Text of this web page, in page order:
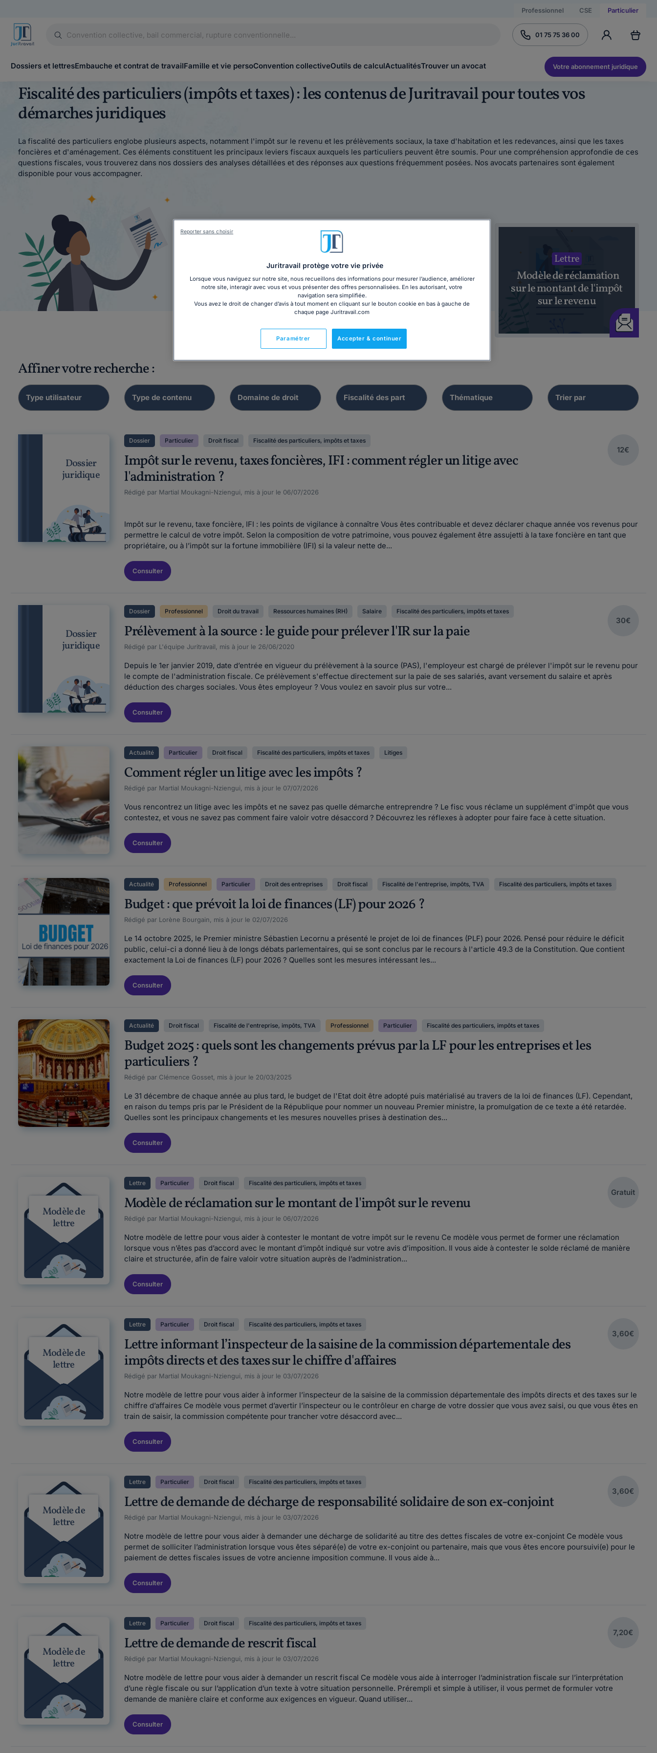
Professionnel CSE Particulier
01 75 75 36 00
Dossiers et lettresEmbauche et contrat de travailFamille et vie persoConvention collectiveOutils de calculActualitésTrouver un avocat Votre abonnement juridique
Fiscalité des particuliers (impôts et taxes) : les contenus de Juritravail pour toutes vos
démarches juridiques
La fiscalité des particuliers englobe plusieurs aspects, notamment l'impôt sur le revenu et les prélèvements sociaux, la taxe d'habitation et les redevances, ainsi que les taxes
foncières et d'aménagement. Ces éléments constituent les principaux leviers fiscaux auxquels les particuliers peuvent être soumis. Pour une compréhension approfondie de ces
questions fiscales, vous trouverez dans nos dossiers des analyses détaillées et des réponses aux questions fréquemment posées. Nos avocats partenaires sont également
disponible pour vous accompagner.
Prélèvement à la source
Lettre de demande de
Lettre
Modèle de réclamation
sur le montant de l'impôt
sur le revenu
Affiner votre recherche :
Dossier
juridique
Dossier Particulier Droit fiscal Fiscalité des particuliers, impôts et taxes
Impôt sur le revenu, taxes foncières, IFI : comment régler un litige avec
l'administration ?
Rédigé par Martial Moukagni-Nziengui, mis à jour le 06/07/2026
12€
Impôt sur le revenu, taxe foncière, IFI : les points de vigilance à connaître Vous êtes contribuable et devez déclarer chaque année vos revenus pour
permettre le calcul de votre impôt. Selon la composition de votre patrimoine, vous pouvez également être assujetti à la taxe foncière en tant que
propriétaire, ou à l’impôt sur la fortune immobilière (IFI) si la valeur nette de...
Consulter
Dossier
juridique
Dossier Professionnel Droit du travail Ressources humaines (RH) Salaire Fiscalité des particuliers, impôts et taxes
Prélèvement à la source : le guide pour prélever l'IR sur la paie
Rédigé par L'équipe Juritravail, mis à jour le 26/06/2020
30€
Depuis le 1er janvier 2019, date d’entrée en vigueur du prélèvement à la source (PAS), l'employeur est chargé de prélever l'impôt sur le revenu pour
le compte de l'administration fiscale. Ce prélèvement s'effectue directement sur la paie de ses salariés, avant versement du salaire et après
déduction des charges sociales. Vous êtes employeur ? Vous voulez en savoir plus sur votre...
Consulter
Actualité Particulier Droit fiscal Fiscalité des particuliers, impôts et taxes Litiges
Comment régler un litige avec les impôts ?
Rédigé par Martial Moukagni-Nziengui, mis à jour le 07/07/2026
Vous rencontrez un litige avec les impôts et ne savez pas quelle démarche entreprendre ? Le fisc vous réclame un supplément d'impôt que vous
contestez, et vous ne savez pas comment faire valoir votre désaccord ? Découvrez les réflexes à adopter pour faire face à cette situation.
Consulter
Actualité Professionnel Particulier Droit des entreprises Droit fiscal Fiscalité de l'entreprise, impôts, TVA Fiscalité des particuliers, impôts et taxes
Budget : que prévoit la loi de finances (LF) pour 2026 ?
Rédigé par Lorène Bourgain, mis à jour le 02/07/2026
Le 14 octobre 2025, le Premier ministre Sébastien Lecornu a présenté le projet de loi de finances (PLF) pour 2026. Pensé pour réduire le déficit
public, celui-ci a donné lieu à de longs débats parlementaires, qui se sont conclus par le recours à l'article 49.3 de la Constitution. Que contient
exactement la Loi de finances (LF) pour 2026 ? Quelles sont les mesures intéressant les...
Consulter
Actualité Droit fiscal Fiscalité de l'entreprise, impôts, TVA Professionnel Particulier Fiscalité des particuliers, impôts et taxes
Budget 2025 : quels sont les changements prévus par la LF pour les entreprises et les
particuliers ?
Rédigé par Clémence Gosset, mis à jour le 20/03/2025
Le 31 décembre de chaque année au plus tard, le budget de l'Etat doit être adopté puis matérialisé au travers de la loi de finances (LF). Cependant,
en raison du temps pris par le Président de la République pour nommer un nouveau Premier ministre, la promulgation de ce texte a été retardée.
Quelles sont les principaux changements et les mesures nouvelles prises à destination des...
Consulter
Modèle de
lettre
Lettre Particulier Droit fiscal Fiscalité des particuliers, impôts et taxes
Modèle de réclamation sur le montant de l'impôt sur le revenu
Rédigé par Martial Moukagni-Nziengui, mis à jour le 06/07/2026
Gratuit
Notre modèle de lettre pour vous aider à contester le montant de votre impôt sur le revenu Ce modèle vous permet de former une réclamation
lorsque vous n’êtes pas d’accord avec le montant d’impôt indiqué sur votre avis d’imposition. Il vous aide à contester le solde réclamé de manière
claire et structurée, afin de faire valoir votre situation auprès de l’administration...
Consulter
Modèle de
lettre
Lettre Particulier Droit fiscal Fiscalité des particuliers, impôts et taxes
Lettre informant l’inspecteur de la saisine de la commission départementale des
impôts directs et des taxes sur le chiffre d'affaires
Rédigé par Martial Moukagni-Nziengui, mis à jour le 03/07/2026
3,60€
Notre modèle de lettre pour vous aider à informer l’inspecteur de la saisine de la commission départementale des impôts directs et des taxes sur le
chiffre d’affaires Ce modèle vous permet d’avertir l’inspecteur ou le contrôleur en charge de votre dossier que vous avez saisi, ou que vous êtes en
train de saisir, la commission compétente pour trancher votre désaccord avec...
Consulter
Modèle de
lettre
Lettre Particulier Droit fiscal Fiscalité des particuliers, impôts et taxes
Lettre de demande de décharge de responsabilité solidaire de son ex-conjoint
Rédigé par Martial Moukagni-Nziengui, mis à jour le 03/07/2026
3,60€
Notre modèle de lettre pour vous aider à demander une décharge de solidarité au titre des dettes fiscales de votre ex-conjoint Ce modèle vous
permet de solliciter l’administration lorsque vous êtes séparé(e) de votre ex-conjoint ou partenaire, mais que vous êtes encore poursuivi(e) pour le
paiement de dettes fiscales issues de votre ancienne imposition commune. Il vous aide à...
Consulter
Modèle de
lettre
Lettre Particulier Droit fiscal Fiscalité des particuliers, impôts et taxes
Lettre de demande de rescrit fiscal
Rédigé par Martial Moukagni-Nziengui, mis à jour le 03/07/2026
7,20€
Notre modèle de lettre pour vous aider à demander un rescrit fiscal Ce modèle vous aide à interroger l’administration fiscale sur l’interprétation
d’une règle fiscale ou sur l’application d’un texte à votre situation personnelle. Prérempli et simple à utiliser, il vous permet de formuler votre
demande de manière claire et conforme aux exigences en vigueur. Quand utiliser...
Consulter
Juritravail protège votre vie privée
Lorsque vous naviguez sur notre site, nous recueillons des informations pour mesurer l’audience, améliorer
notre site, interagir avec vous et vous présenter des offres personnalisées. En les autorisant, votre
navigation sera simplifiée.
Vous avez le droit de changer d’avis à tout moment en cliquant sur le bouton cookie en bas à gauche de
chaque page Juritravail.com
Accepter & continuer
Paramétrer
Reporter sans choisir